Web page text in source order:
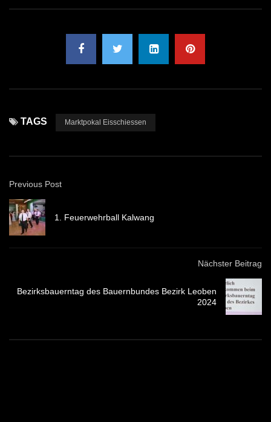
TAGS Marktpokal Eisschiessen
Previous Post
1. Feuerwehrball Kalwang
Nächster Beitrag
Bezirksbauerntag des Bauernbundes Bezirk Leoben
2024